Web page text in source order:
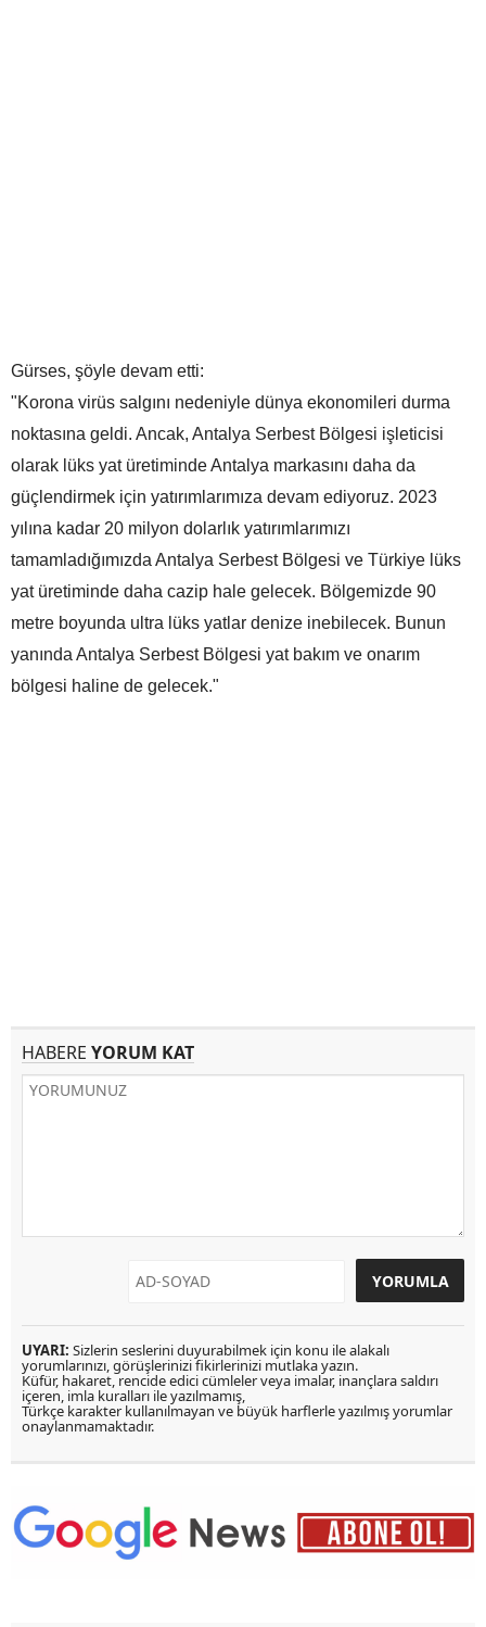
Gürses, şöyle devam etti:
"Korona virüs salgını nedeniyle dünya ekonomileri durma
noktasına geldi. Ancak, Antalya Serbest Bölgesi işleticisi
olarak lüks yat üretiminde Antalya markasını daha da
güçlendirmek için yatırımlarımıza devam ediyoruz. 2023
yılına kadar 20 milyon dolarlık yatırımlarımızı
tamamladığımızda Antalya Serbest Bölgesi ve Türkiye lüks
yat üretiminde daha cazip hale gelecek. Bölgemizde 90
metre boyunda ultra lüks yatlar denize inebilecek. Bunun
yanında Antalya Serbest Bölgesi yat bakım ve onarım
bölgesi haline de gelecek."
HABERE YORUM KAT
UYARI: Sizlerin seslerini duyurabilmek için konu ile alakalı
yorumlarınızı, görüşlerinizi fikirlerinizi mutlaka yazın.
Küfür, hakaret, rencide edici cümleler veya imalar, inançlara saldırı
içeren, imla kuralları ile yazılmamış,
Türkçe karakter kullanılmayan ve büyük harflerle yazılmış yorumlar
onaylanmamaktadır.